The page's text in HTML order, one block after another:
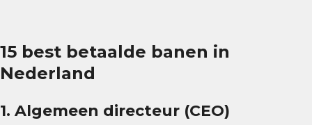
15 best betaalde banen in
Nederland
1. Algemeen directeur (CEO)